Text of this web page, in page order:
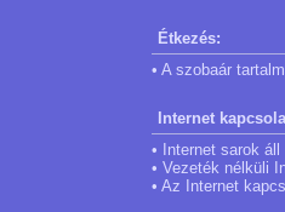
Étkezés:
• A szobaár
Internet
• Internet sarok
• Vezeték nélküli
• Az Internet